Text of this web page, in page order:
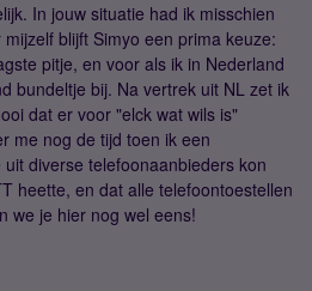
In jouw situatie had ik misschien
blijft Simyo een prima keuze:
pitje, en voor als ik in Nederland
bundeltje bij. Na vertrek uit NL zet ik
dat er voor "elck wat wils is"
me nog de tijd toen ik een
diverse telefoonaanbieders kon
heette, en dat alle telefoontoestellen
we je hier nog wel eens!